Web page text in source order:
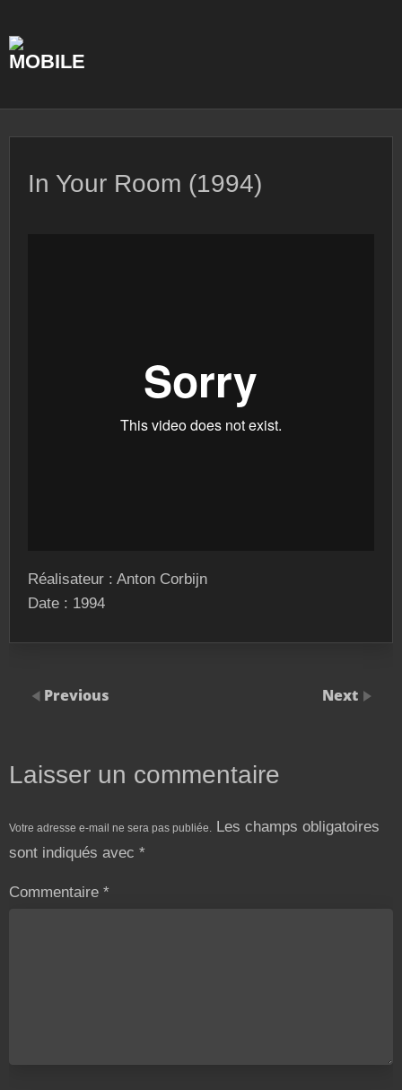
content
In Your Room (1994)
Réalisateur : Anton Corbijn
Date : 1994
Previous Next
Laisser un commentaire
Votre adresse e-mail ne sera pas publiée. Les champs obligatoires
sont indiqués avec *
Commentaire *